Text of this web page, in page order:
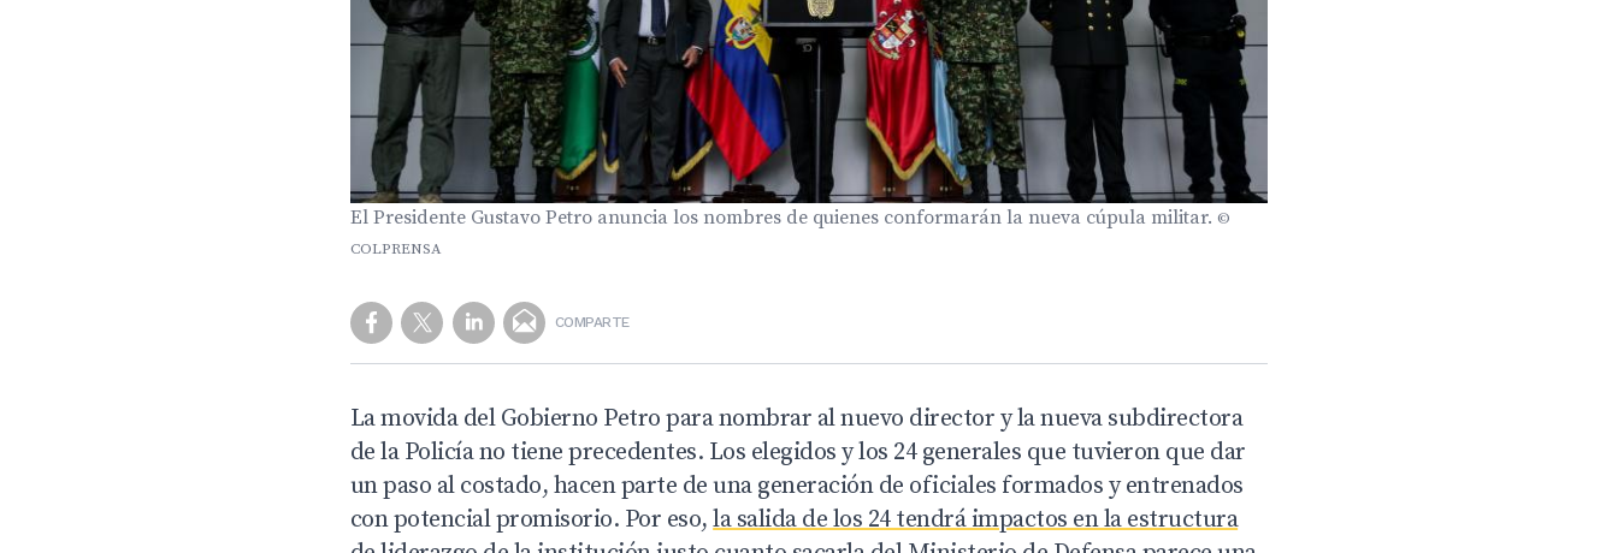
El Presidente Gustavo Petro anuncia los nombres de quienes conformarán la nueva cúpula militar. ©
COLPRENSA
COMPARTE
La movida del Gobierno Petro para nombrar al nuevo director y la nueva subdirectora
de la Policía no tiene precedentes. Los elegidos y los 24 generales que tuvieron que dar
un paso al costado, hacen parte de una generación de oficiales formados y entrenados
con potencial promisorio. Por eso,la salida de los 24 tendrá impactos en la estructura